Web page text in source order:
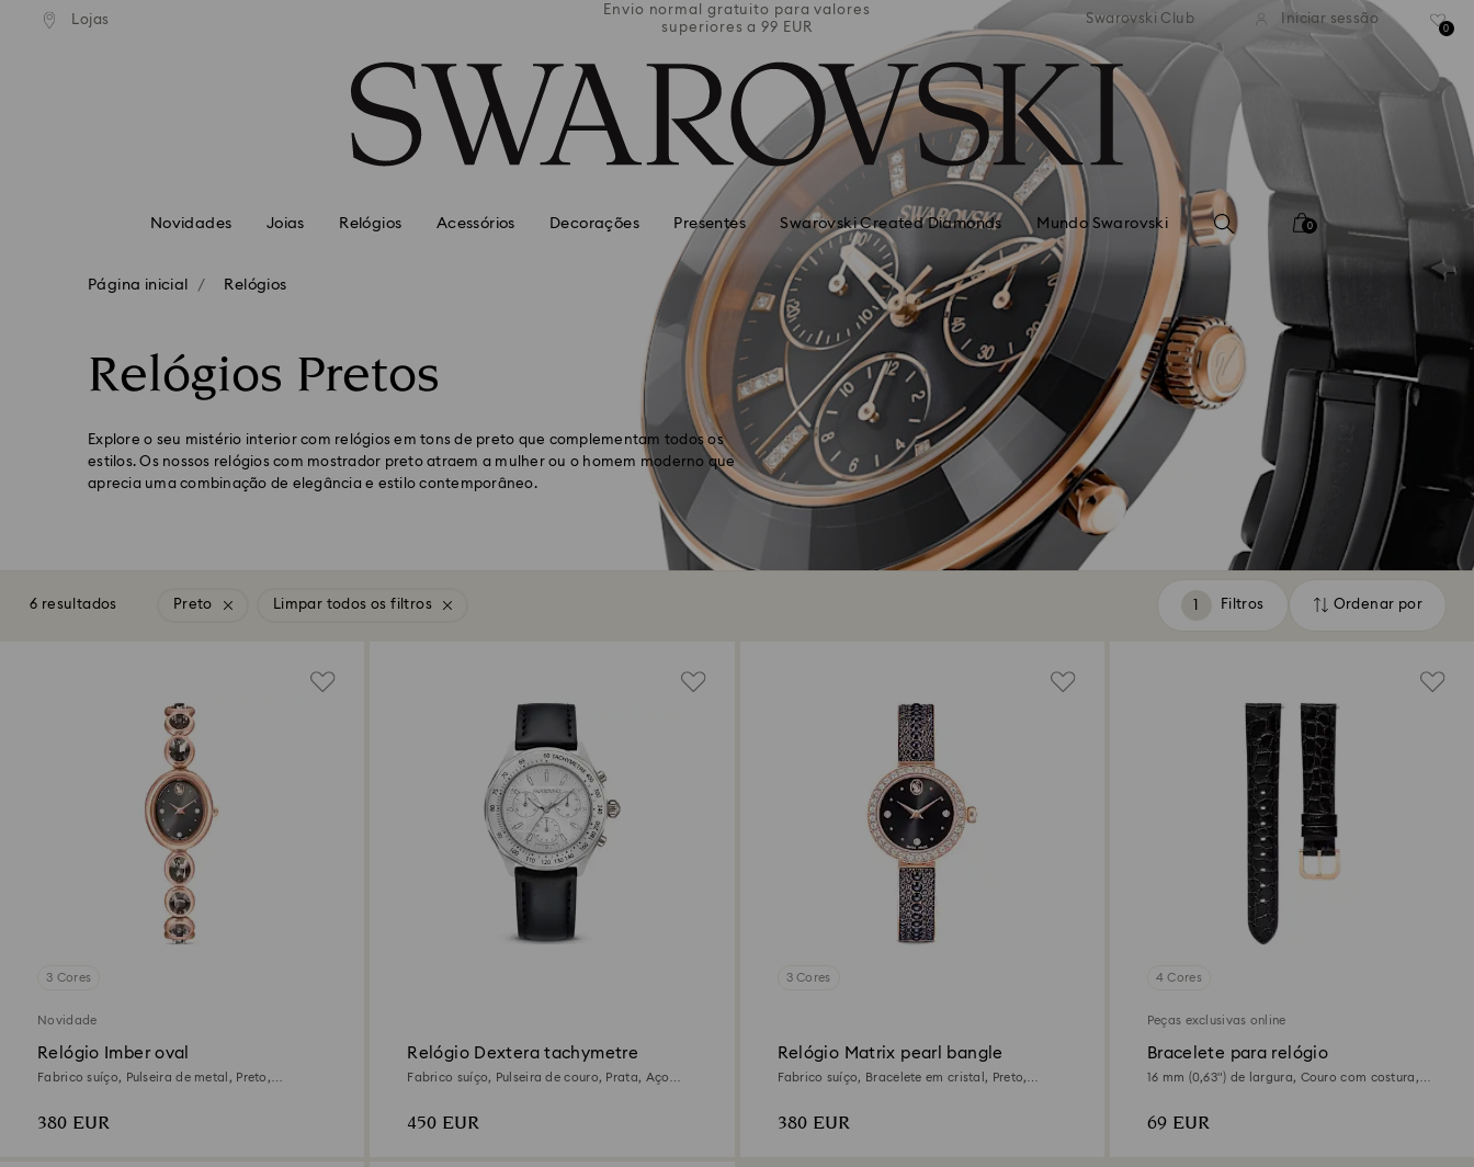
Accesskeys list
Lojas
gratuito para valores
superiores a 99 EUR
Envio normal gratuito para valores
superiores a 99 EUR
Envio normal gratuito para valores
superiores a 99 EUR
Envio normal gratuito para
superiores a 99 EUR
Swarovski Club Iniciar sessão
0
Novidades Joias Relógios Acessórios Decorações Presentes Swarovski Created Diamonds Mundo Swarovski 0
Página inicial Relógios
Relógios Pretos
Explore o seu mistério interior com relógios em tons de preto que complementam todos os
estilos. Os nossos relógios com mostrador preto atraem a mulher ou o homem moderno que
aprecia uma combinação de elegância e estilo contemporâneo.
6 resultados Preto Limpar todos os filtros Filtros
Filtros Ordenar por
Ordenar
3 Cores
Novidade
Relógio Imber oval
Fabrico suíço, Pulseira de metal, Preto,
380 EUR
Relógio Dextera tachymetre
Fabrico suíço, Pulseira de couro, Prata, Aço
450 EUR
3 Cores
Relógio Matrix pearl bangle
Fabrico suíço, Bracelete em cristal, Preto,
380 EUR
4 Cores
Peças exclusivas online
Bracelete para relógio
16 mm (0,63") de largura, Couro com costura,
69 EUR